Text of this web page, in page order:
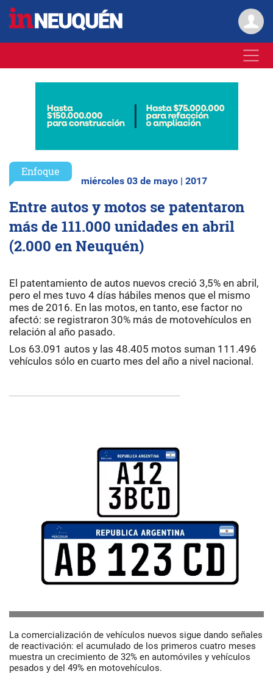
Enfoque
miércoles 03 de mayo | 2017
Entre autos y motos se patentaron
más de 111.000 unidades en abril
(2.000 en Neuquén)
El patentamiento de autos nuevos creció 3,5% en abril,
pero el mes tuvo 4 días hábiles menos que el mismo
mes de 2016. En las motos, en tanto, ese factor no
afectó: se registraron 30% más de motovehículos en
relación al año pasado.
Los 63.091 autos y las 48.405 motos suman 111.496
vehículos sólo en cuarto mes del año a nivel nacional.
La comercialización de vehículos nuevos sigue dando señales
de reactivación: el acumulado de los primeros cuatro meses
muestra un crecimiento de 32% en automóviles y vehículos
pesados y del 49% en motovehículos.